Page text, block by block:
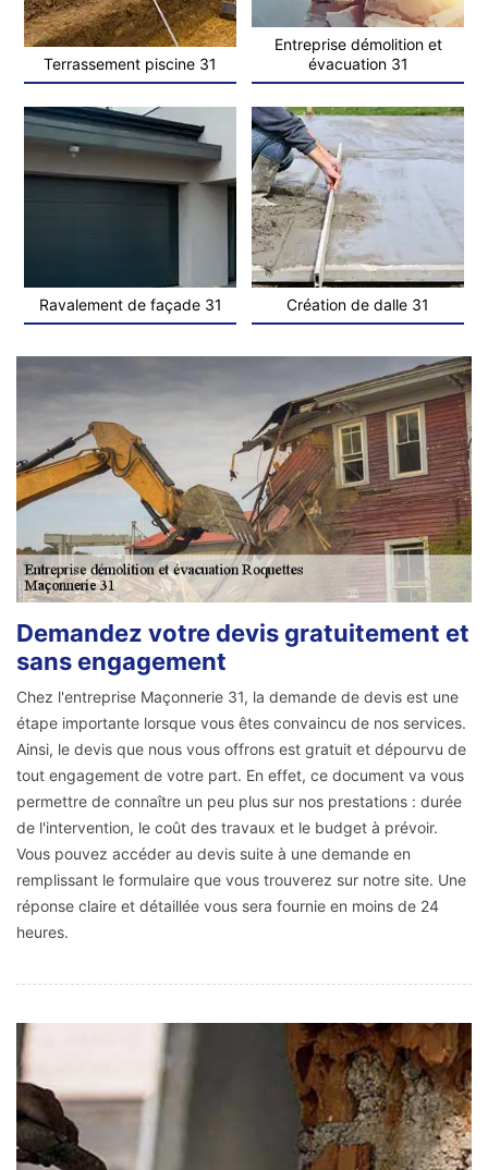
Terrassement piscine 31
Entreprise démolition et
évacuation 31
Ravalement de façade 31 Création de dalle 31
Demandez votre devis gratuitement et
sans engagement
Chez l'entreprise Maçonnerie 31, la demande de devis est une
étape importante lorsque vous êtes convaincu de nos services.
Ainsi, le devis que nous vous offrons est gratuit et dépourvu de
tout engagement de votre part. En effet, ce document va vous
permettre de connaître un peu plus sur nos prestations : durée
de l'intervention, le coût des travaux et le budget à prévoir.
Vous pouvez accéder au devis suite à une demande en
remplissant le formulaire que vous trouverez sur notre site. Une
réponse claire et détaillée vous sera fournie en moins de 24
heures.